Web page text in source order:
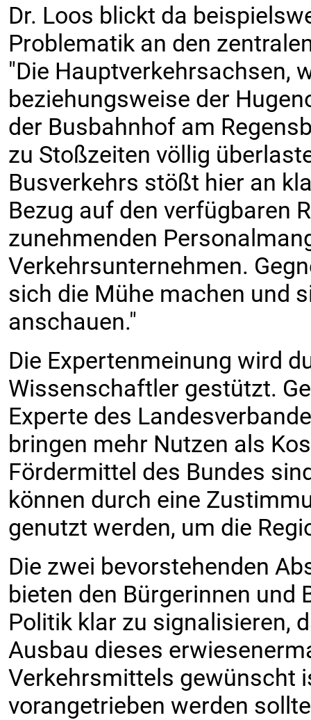
Dr. Loos blickt da
Problematik an den
"Die Hauptverkehrsachsen,
beziehungsweise der
der Busbahnhof am
zu Stoßzeiten völlig
Busverkehrs stößt hier an
Bezug auf den verfügbaren
zunehmenden
Verkehrsunternehmen.
sich die Mühe machen und
anschauen."
Die Expertenmeinung wird
Wissenschaftler gestützt.
Experte des
bringen mehr Nutzen als
Fördermittel des Bundes
können durch eine
genutzt werden, um die
Die zwei bevorstehenden
bieten den Bürgerinnen und
Politik klar zu signalisieren,
Ausbau dieses
Verkehrsmittels gewünscht
vorangetrieben werden